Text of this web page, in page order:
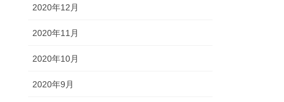
2020年12月
2020年11月
2020年10月
2020年9月